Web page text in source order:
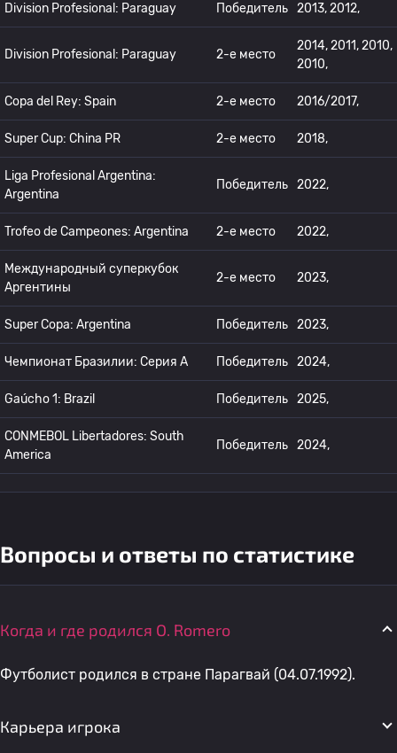
Division Profesional: Paraguay Победитель 2013, 2012,
Division Profesional: Paraguay 2-е место
2014, 2011, 2010,
2010,
Copa del Rey: Spain 2-е место 2016/2017,
Super Cup: China PR 2-е место 2018,
Liga Profesional Argentina:
Argentina
Победитель 2022,
Trofeo de Campeones: Argentina 2-е место 2022,
Международный суперкубок
Аргентины
2-е место 2023,
Super Copa: Argentina Победитель 2023,
Чемпионат Бразилии: Серия А Победитель 2024,
Gaúcho 1: Brazil Победитель 2025,
CONMEBOL Libertadores: South
America
Победитель 2024,
Вопросы и ответы по статистике
Когда и где родился O. Romero
Футболист родился в стране Парагвай (04.07.1992).
Карьера игрока